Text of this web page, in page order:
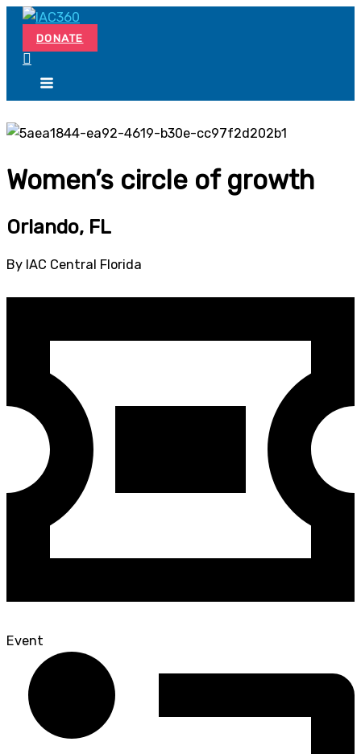
Skip
content
DONATE
Women’s circle of growth
Orlando, FL
By IAC Central Florida
Event
Search...